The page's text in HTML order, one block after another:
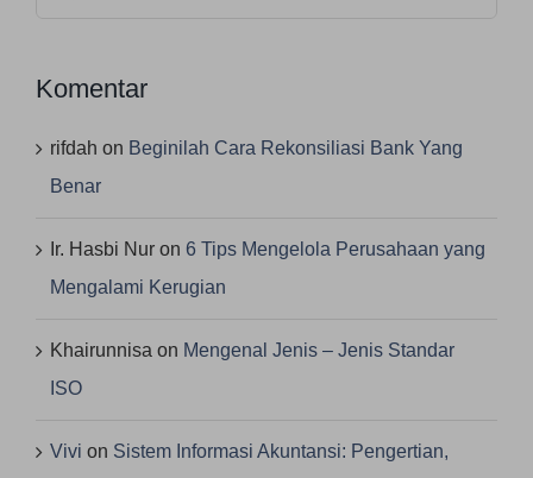
Komentar
rifdah on Beginilah Cara Rekonsiliasi Bank Yang
Benar
Ir. Hasbi Nur on 6 Tips Mengelola Perusahaan yang
Mengalami Kerugian
Khairunnisa on Mengenal Jenis – Jenis Standar
ISO
Vivi on Sistem Informasi Akuntansi: Pengertian,